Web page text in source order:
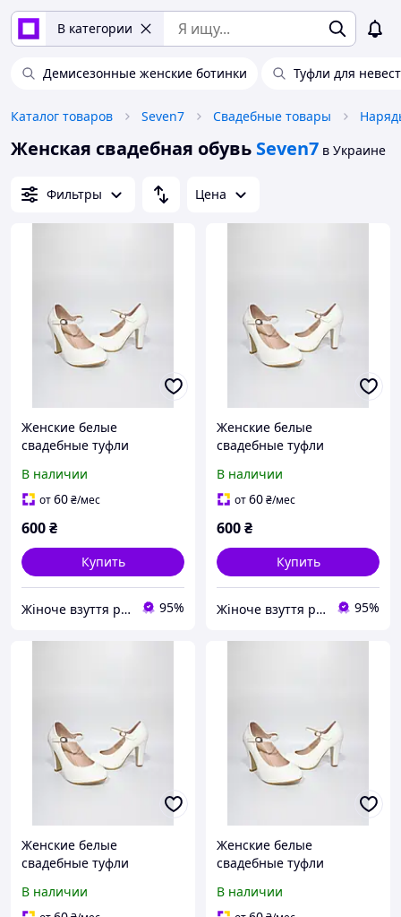
В категории
Демисезонные женские ботинки Туфли для
Каталог товаров Seven7 Свадебные товары
Женская свадебная обувь Seven7 в Украине
Фильтры Цена
Женские белые
свадебные туфли
В наличии
от60₴/мес
600₴
Купить
Жіноче взуття роздріб Україна. kabluhek.com.ua 95%
Женские белые
свадебные туфли
устілці
В наличии
от60₴/мес
600₴
Купить
Жіноче взуття роздріб Україна. kabluhek.com.ua 95%
Женские белые
свадебные туфли
В наличии
Женские белые
свадебные туфли
устілці
В наличии